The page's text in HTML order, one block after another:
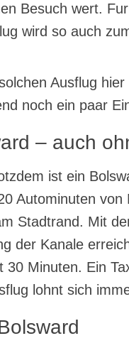
Besuch wert.
wird so auch
Ausflug
noch ein paar
– auch
ist ein
Autominuten
Stadtrand. Mit
der Kanale
30 Minuten. Ein
lohnt sich